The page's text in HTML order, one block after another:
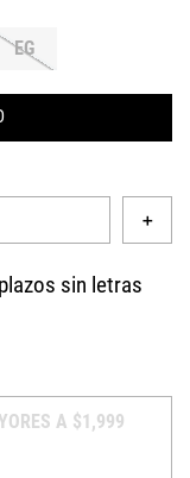
EG
＋
A $1,999